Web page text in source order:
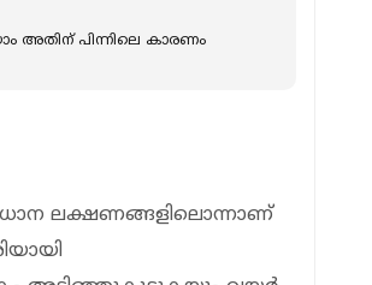
അതിന് പിന്നിലെ കാരണം
ലക്ഷണങ്ങളിലൊന്നാണ്